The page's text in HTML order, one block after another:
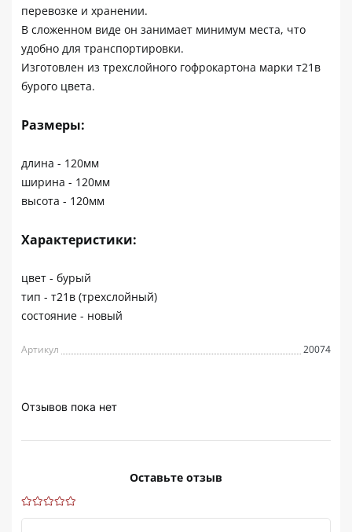
перевозке и хранении.
В сложенном виде он занимает минимум места, что
удобно для транспортировки.
Изготовлен из трехслойного гофрокартона марки т21в
бурого цвета.
Размеры:
длина - 120мм
ширина - 120мм
высота - 120мм
Характеристики:
цвет - бурый
тип - т21в (трехслойный)
состояние - новый
Артикул 20074
Отзывов пока нет
Оставьте отзыв